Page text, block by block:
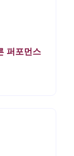
퍼포먼스